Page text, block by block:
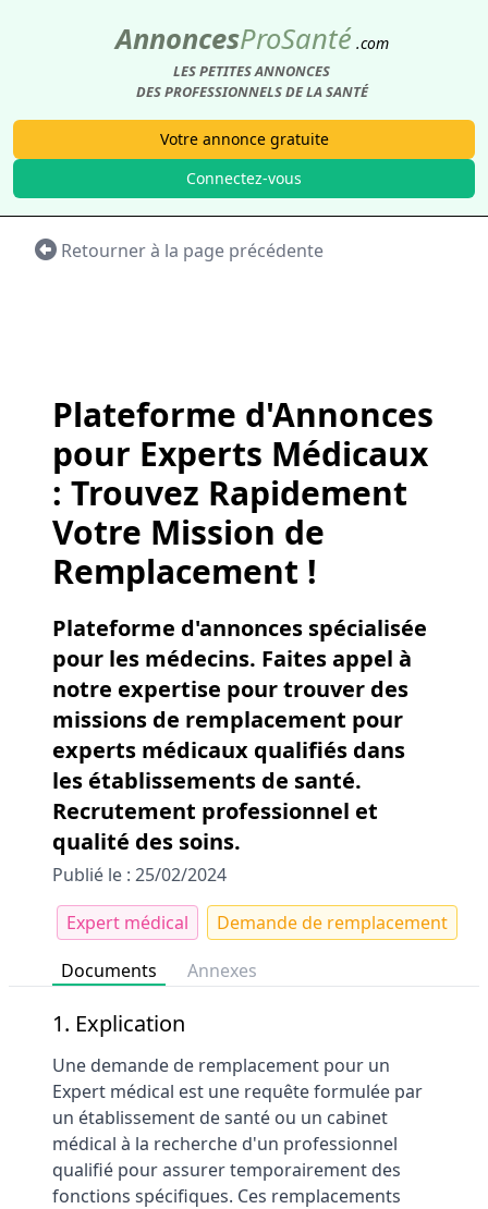
AnnoncesProSanté .com
LES PETITES ANNONCES
DES PROFESSIONNELS DE LA SANTÉ
Votre annonce gratuite
Connectez-vous
Retourner à la page précédente
Plateforme d'Annonces
pour Experts Médicaux
: Trouvez Rapidement
Votre Mission de
Remplacement !
Plateforme d'annonces spécialisée
pour les médecins. Faites appel à
notre expertise pour trouver des
missions de remplacement pour
experts médicaux qualifiés dans
les établissements de santé.
Recrutement professionnel et
qualité des soins.
Publié le : 25/02/2024
Expert médical
Demande de remplacement
Documents
Annexes
1. Explication
Une demande de remplacement pour un
Expert médical est une requête formulée par
un établissement de santé ou un cabinet
médical à la recherche d'un professionnel
qualifié pour assurer temporairement des
fonctions spécifiques. Ces remplacements